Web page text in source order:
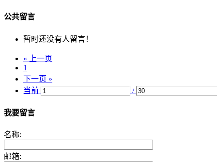
公共留言
暂时还没有人留言！
« 上一页
1
下一页 »
当前
/
我要留言
名称:
邮箱: